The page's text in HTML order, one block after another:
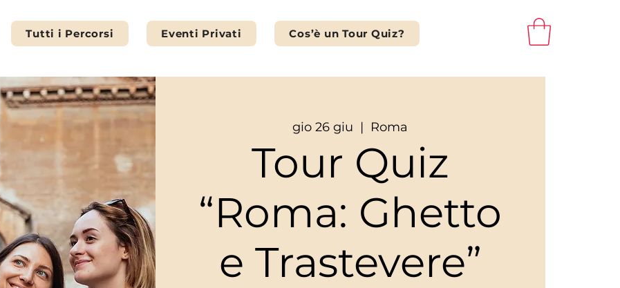
Tutti i Percorsi Eventi Privati Cos’è un Tour Quiz?
gio 26 giu
  |
Roma
Tour Quiz
“Roma: Ghetto
e Trastevere”